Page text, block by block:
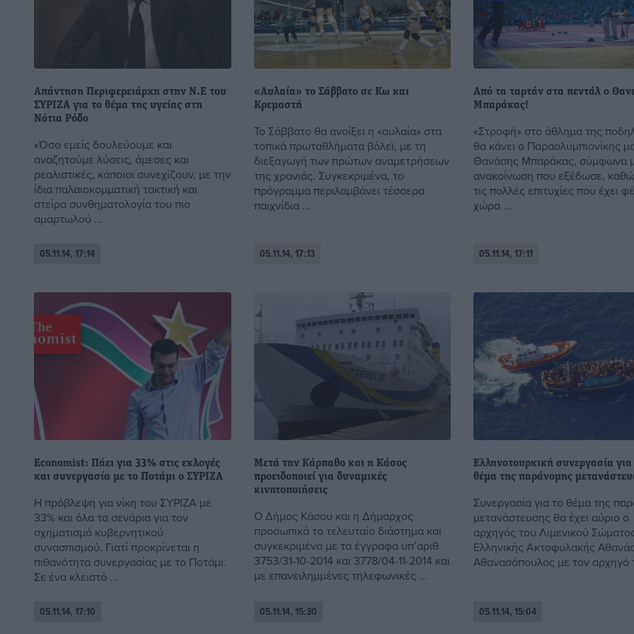
Απάντηση Περιφερειάρχη στην Ν.Ε του
ΣΥΡΙΖΑ για το θέμα της υγείας στη
Νότια Ρόδο
«Όσο εμείς δουλεύουμε και
αναζητούμε λύσεις, άμεσες και
ρεαλιστικές, κάποιοι συνεχίζουν, με την
ίδια παλαιοκομματική τακτική και
στείρα συνθηματολογία του πιο
αμαρτωλού ...
05.11.14, 17:14
«Αυλαία» το Σάββατο σε Κω και
Κρεμαστή
Το Σάββατο θα ανοίξει η «αυλαία» στα
τοπικά πρωταθλήματα βόλεϊ, με τη
διεξαγωγή των πρώτων αναμετρήσεων
της χρονιάς. Συγκεκριμένα, το
πρόγραμμα περιλαμβάνει τέσσερα
παιχνίδια ...
05.11.14, 17:13
Από τα ταρτάν στα πεντάλ ο
Μπαράκας!
«Στροφή» στο άθλημα της
θα κάνει ο Παραολυμπιονίκης
Θανάσης Μπαράκας, σύμφωνα
ανακοίνωση που εξέδωσε,
τις πολλές επιτυχίες που έχει
χώρα ...
05.11.14, 17:11
Economist: Πάει για 33% στις εκλογές
και συνεργασία με το Ποτάμι ο ΣΥΡΙΖΑ
Η πρόβλεψη για νίκη του ΣΥΡΙΖΑ με
33% και όλα τα σενάρια για τον
σχηματισμό κυβερνητικού
συνασπισμού. Γιατί προκρίνεται η
πιθανότητα συνεργασίας με το Ποτάμι.
Σε ένα κλειστό ...
05.11.14, 17:10
Μετά την Κάρπαθο και η Κάσος
προειδοποιεί για δυναμικές
κινητοποιήσεις
Ο Δήμος Κάσου και η Δήμαρχος
προσωπικά το τελευταίο διάστημα και
συγκεκριμένα με τα έγγραφα υπ’αριθ.
3753/31-10-2014 και 3778/04-11-2014 και
με επανειλημμένες τηλεφωνικές ...
05.11.14, 15:30
Ελληνοτουρκική συνεργασία για
θέμα της παράνομης
Συνεργασία για το θέμα της
μετανάστευσης θα έχει αύριο ο
αρχηγός του Λιμενικού
Ελληνικής Ακτοφυλακής
Αθανασόπουλος με τον αρχηγό
05.11.14, 15:04